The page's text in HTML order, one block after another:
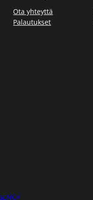
Ota yhteyttä
Palautukset